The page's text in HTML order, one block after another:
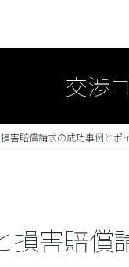
交渉
害賠償請求の成功事例とポ
損害賠償